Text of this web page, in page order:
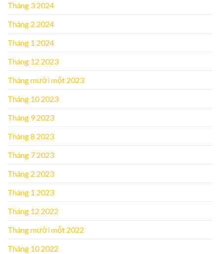
Tháng 3 2024
Tháng 2 2024
Tháng 1 2024
Tháng 12 2023
Tháng mười một 2023
Tháng 10 2023
Tháng 9 2023
Tháng 8 2023
Tháng 7 2023
Tháng 2 2023
Tháng 1 2023
Tháng 12 2022
Tháng mười một 2022
Tháng 10 2022